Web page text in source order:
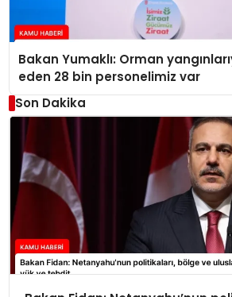
Bakan Yumaklı: Orman
eden 28 bin personelimiz var
Son Dakika